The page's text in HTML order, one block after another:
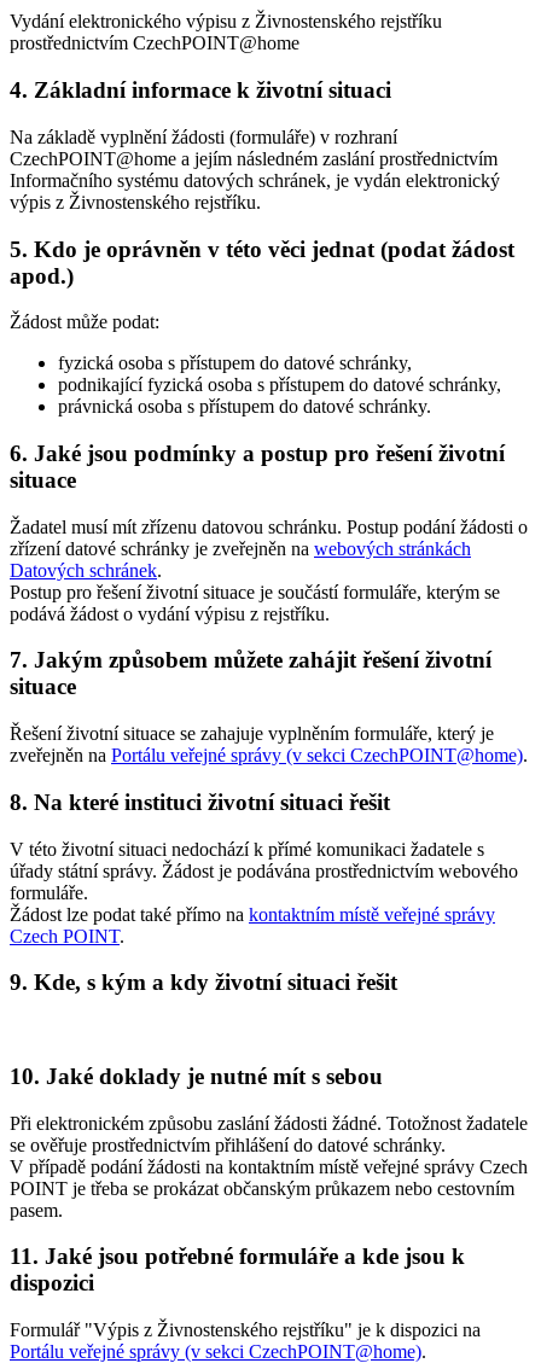
Vydání elektronického výpisu z Živnostenského rejstříku
prostřednictvím CzechPOINT@home
4. Základní informace k životní situaci
Na základě vyplnění žádosti (formuláře) v rozhraní
CzechPOINT@home a jejím následném zaslání prostřednictvím
Informačního systému datových schránek, je vydán elektronický
výpis z Živnostenského rejstříku.
5. Kdo je oprávněn v této věci jednat (podat žádost
apod.)
Žádost může podat:
fyzická osoba s přístupem do datové schránky,
podnikající fyzická osoba s přístupem do datové schránky,
právnická osoba s přístupem do datové schránky.
6. Jaké jsou podmínky a postup pro řešení životní
situace
Žadatel musí mít zřízenu datovou schránku. Postup podání žádosti o
zřízení datové schránky je zveřejněn na webových stránkách
Datových schránek.
Postup pro řešení životní situace je součástí formuláře, kterým se
podává žádost o vydání výpisu z rejstříku.
7. Jakým způsobem můžete zahájit řešení životní
situace
Řešení životní situace se zahajuje vyplněním formuláře, který je
zveřejněn na Portálu veřejné správy (v sekci CzechPOINT@home).
8. Na které instituci životní situaci řešit
V této životní situaci nedochází k přímé komunikaci žadatele s
úřady státní správy. Žádost je podávána prostřednictvím webového
formuláře.
Žádost lze podat také přímo na kontaktním místě veřejné správy
Czech POINT.
9. Kde, s kým a kdy životní situaci řešit
10. Jaké doklady je nutné mít s sebou
Při elektronickém způsobu zaslání žádosti žádné. Totožnost žadatele
se ověřuje prostřednictvím přihlášení do datové schránky.
V případě podání žádosti na kontaktním místě veřejné správy Czech
POINT je třeba se prokázat občanským průkazem nebo cestovním
pasem.
11. Jaké jsou potřebné formuláře a kde jsou k
dispozici
Formulář "Výpis z Živnostenského rejstříku" je k dispozici na
Portálu veřejné správy (v sekci CzechPOINT@home).